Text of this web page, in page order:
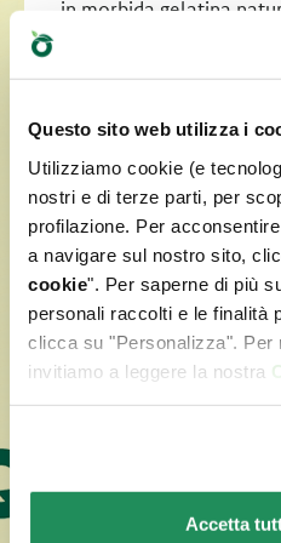
Questo sito web utilizza i
Utilizziamo cookie (e
nostri e di terze parti, per
profilazione. Per
a navigare sul nostro sito,
cookie". Per saperne di più
personali raccolti e le finalità
clicca su "Personalizza". Per
invitiamo a leggere la nostra
Accetta
in morbida gelatina
cottura,
rendere ancora più
VERSIONE
VERSIONE